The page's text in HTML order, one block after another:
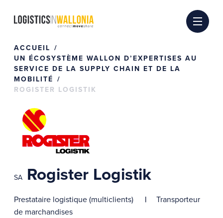
ACCUEIL
UN ÉCOSYSTÈME WALLON D’EXPERTISES AU
SERVICE DE LA SUPPLY CHAIN ET DE LA
MOBILITÉ
ROGISTER LOGISTIK
SA Rogister Logistik
Prestataire logistique (multiclients)
Transporteur
de marchandises